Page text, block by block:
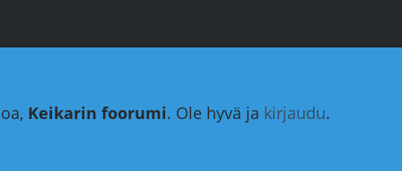
Keikarin foorumi. Ole hyvä ja kirjaudu.